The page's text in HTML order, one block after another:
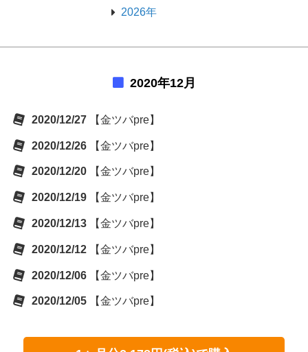
2026年
2020年12月
2020/12/27 【金ツバpre】
2020/12/26 【金ツバpre】
2020/12/20 【金ツバpre】
2020/12/19 【金ツバpre】
2020/12/13 【金ツバpre】
2020/12/12 【金ツバpre】
2020/12/06 【金ツバpre】
2020/12/05 【金ツバpre】